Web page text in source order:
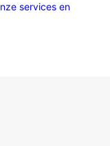
services en